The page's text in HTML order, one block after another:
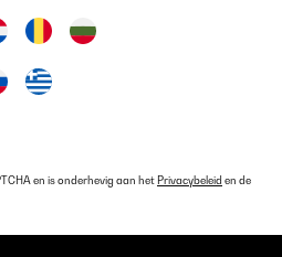
en is onderhevig aan het Privacybeleid en de